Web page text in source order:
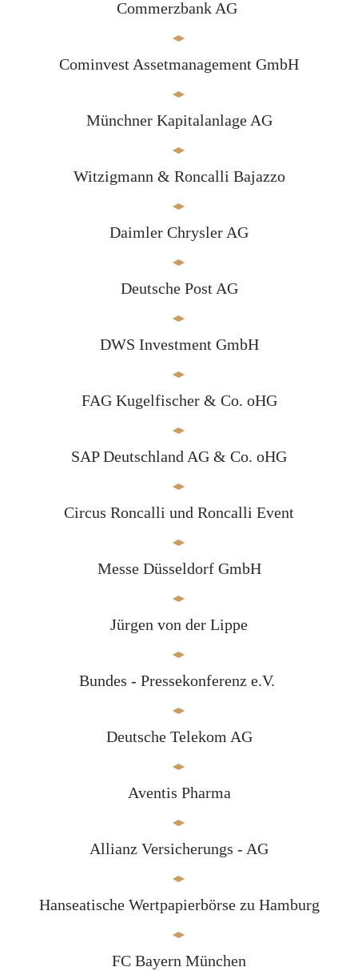
Commerzbank AG
Cominvest Assetmanagement GmbH
Münchner Kapitalanlage AG
Witzigmann & Roncalli Bajazzo
Daimler Chrysler AG
Deutsche Post AG
DWS Investment GmbH
FAG Kugelfischer & Co. oHG
SAP Deutschland AG & Co. oHG
Circus Roncalli und Roncalli Event
Messe Düsseldorf GmbH
Jürgen von der Lippe
Bundes - Pressekonferenz e.V.
Deutsche Telekom AG
Aventis Pharma
Allianz Versicherungs - AG
Hanseatische Wertpapierbörse zu Hamburg
FC Bayern München